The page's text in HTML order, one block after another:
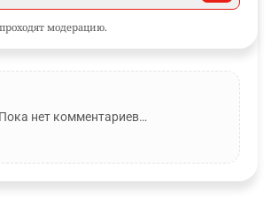
модерацию.
Пока нет комментариев…